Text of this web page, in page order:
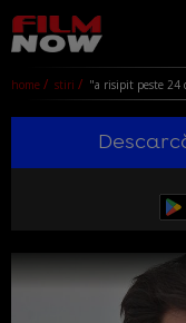
home stiri "a risipit peste 24 de